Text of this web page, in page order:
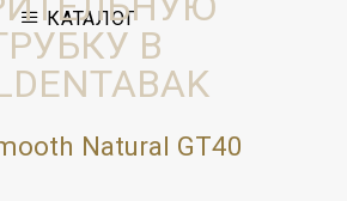
КАТАЛОГ
Natural GT40